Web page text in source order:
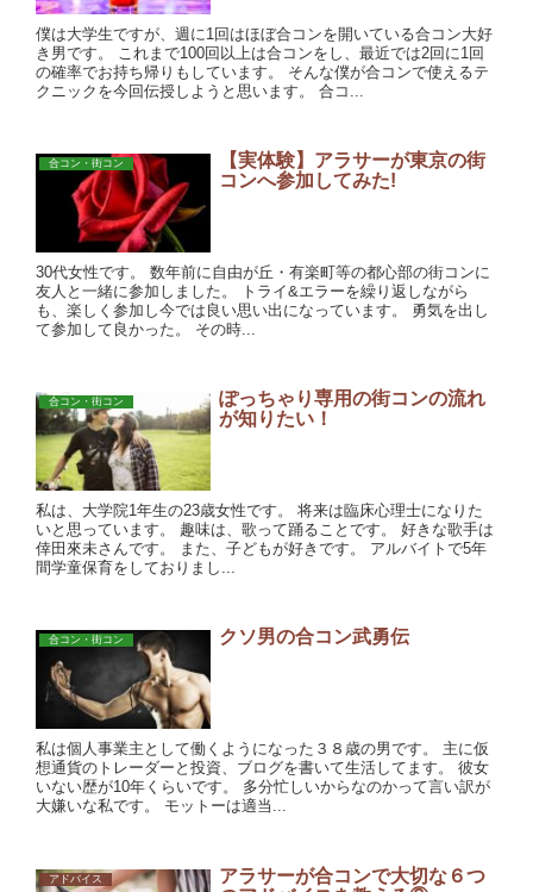
僕は大学生ですが、週に1回はほぼ合コンを開いている合コン大好
き男です。 これまで100回以上は合コンをし、最近では2回に1回
の確率でお持ち帰りもしています。 そんな僕が合コンで使えるテ
クニックを今回伝授しようと思います。 合コ...
合コン・街コン
【実体験】アラサーが東京の街
コンへ参加してみた!
30代女性です。 数年前に自由が丘・有楽町等の都心部の街コンに
友人と一緒に参加しました。 トライ&エラーを繰り返しながら
も、楽しく参加し今では良い思い出になっています。 勇気を出し
て参加して良かった。 その時...
合コン・街コン
ぽっちゃり専用の街コンの流れ
が知りたい！
私は、大学院1年生の23歳女性です。 将来は臨床心理士になりた
いと思っています。 趣味は、歌って踊ることです。 好きな歌手は
倖田來未さんです。 また、子どもが好きです。 アルバイトで5年
間学童保育をしておりまし...
合コン・街コン クソ男の合コン武勇伝
私は個人事業主として働くようになった３８歳の男です。 主に仮
想通貨のトレーダーと投資、ブログを書いて生活してます。 彼女
いない歴が10年くらいです。 多分忙しいからなのかって言い訳が
大嫌いな私です。 モットーは適当...
アドバイス
アラサーが合コンで大切な６つ